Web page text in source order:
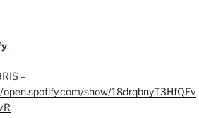
:
–
open.spotify.com/show/18drqbnyT3HfQEv